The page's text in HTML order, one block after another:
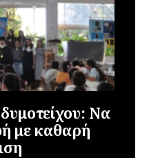
Να
με καθαρή